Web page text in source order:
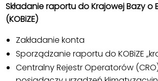
Składanie raportu do Krajowej Bazy o
(KOBiZE)
Zakładanie konta
Sporządzanie raportu do KOBiZE
Centralny Rejestr Operatorów